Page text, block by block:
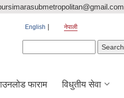
English नेपाली
फाराम विधुतीय सेवा